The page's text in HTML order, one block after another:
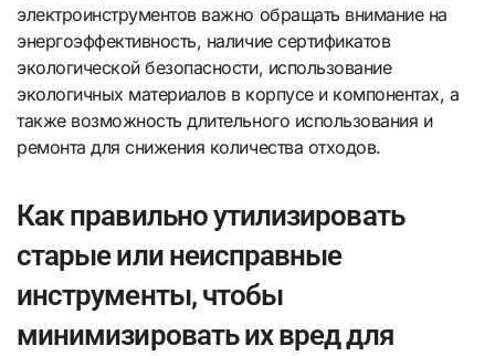
электроинструментов важно обращать внимание на
энергоэффективность, наличие сертификатов
экологической безопасности, использование
экологичных материалов в корпусе и компонентах, а
также возможность длительного использования и
ремонта для снижения количества отходов.
Как правильно утилизировать
старые или неисправные
инструменты, чтобы
минимизировать их вред для